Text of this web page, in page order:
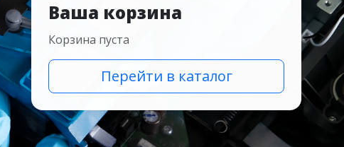
Ваша корзина
Корзина пуста
Перейти в каталог